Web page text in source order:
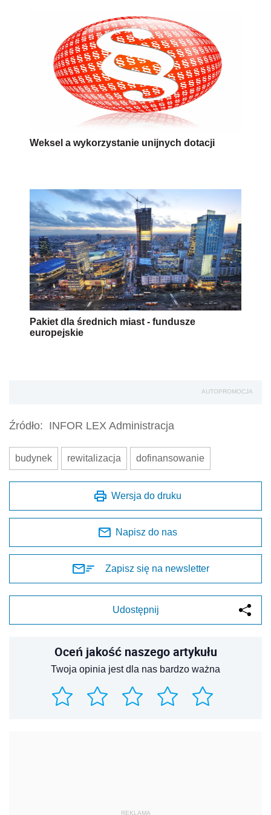
Weksel a wykorzystanie unijnych dotacji
Pakiet dla średnich miast - fundusze
europejskie
AUTOPROMOCJA
Źródło: INFOR LEX Administracja
budynek rewitalizacja dofinansowanie
Wersja do druku
Napisz do nas
Zapisz się na newsletter
Udostępnij
Oceń jakość naszego artykułu
Twoja opinia jest dla nas bardzo ważna
REKLAMA